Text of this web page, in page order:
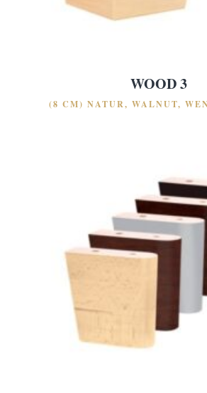
WOOD 3
(8 CM) NATUR, WALNUT,